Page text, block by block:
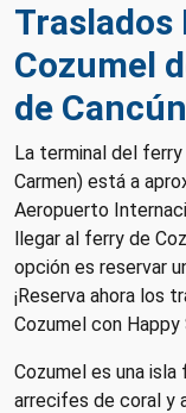
Traslados
Cozumel
de Cancún
La terminal del
Carmen) está a
Aeropuerto
llegar al ferry de
opción es reservar
¡Reserva ahora los
Cozumel con
Cozumel es una
arrecifes de coral y